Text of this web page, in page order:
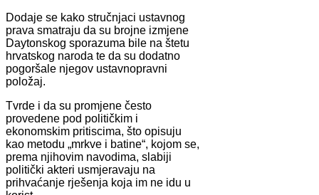
Dodaje se kako stručnjaci ustavnog
prava smatraju da su brojne izmjene
Daytonskog sporazuma bile na štetu
hrvatskog naroda te da su dodatno
pogoršale njegov ustavnopravni
položaj.
Tvrde i da su promjene često
provedene pod političkim i
ekonomskim pritiscima, što opisuju
kao metodu „mrkve i batine“, kojom se,
prema njihovim navodima, slabiji
politički akteri usmjeravaju na
prihvaćanje rješenja koja im ne idu u